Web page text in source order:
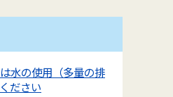
水の使用（多量の排
ださい